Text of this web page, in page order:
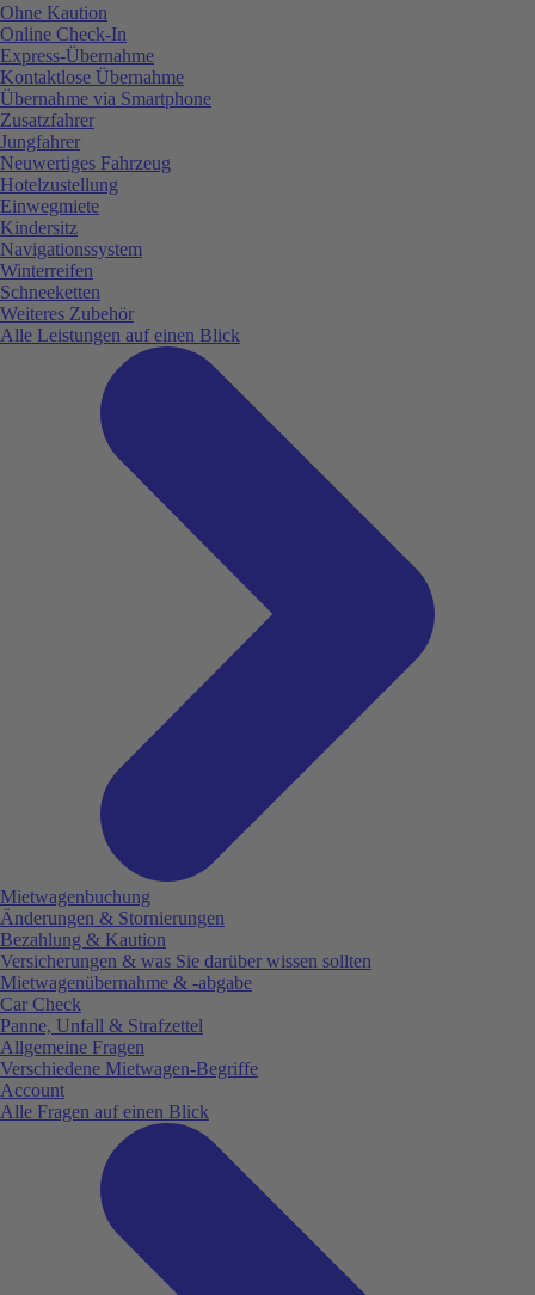
Ohne Kaution
Online Check-In
Express-Übernahme
Kontaktlose Übernahme
Übernahme via Smartphone
Zusatzfahrer
Jungfahrer
Neuwertiges Fahrzeug
Hotelzustellung
Einwegmiete
Kindersitz
Navigationssystem
Winterreifen
Schneeketten
Weiteres Zubehör
Alle Leistungen auf einen Blick
Mietwagenbuchung
Änderungen & Stornierungen
Bezahlung & Kaution
Versicherungen & was Sie darüber wissen sollten
Mietwagenübernahme & -abgabe
Car Check
Panne, Unfall & Strafzettel
Allgemeine Fragen
Verschiedene Mietwagen-Begriffe
Account
Alle Fragen auf einen Blick